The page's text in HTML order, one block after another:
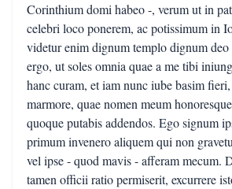
Corinthium domi habeo -, verum ut in
celebri loco ponerem, ac potissimum in
videtur enim dignum templo dignum deo
ergo, ut soles omnia quae a me tibi
hanc curam, et iam nunc iube basim
marmore, quae nomen meum
quoque putabis addendos. Ego signum
primum invenero aliquem qui non
vel ipse - quod mavis - afferam mecum.
tamen officii ratio permiserit, excurrere